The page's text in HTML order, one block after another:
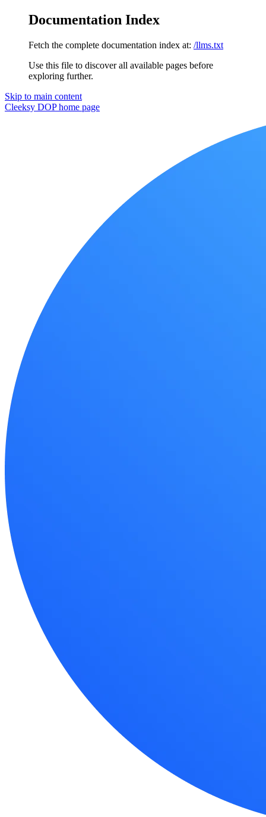
Documentation Index
Fetch the complete documentation index at: /llms.txt
Use this file to discover all available pages before
exploring further.
Skip to main content
Cleeksy DOPhome page